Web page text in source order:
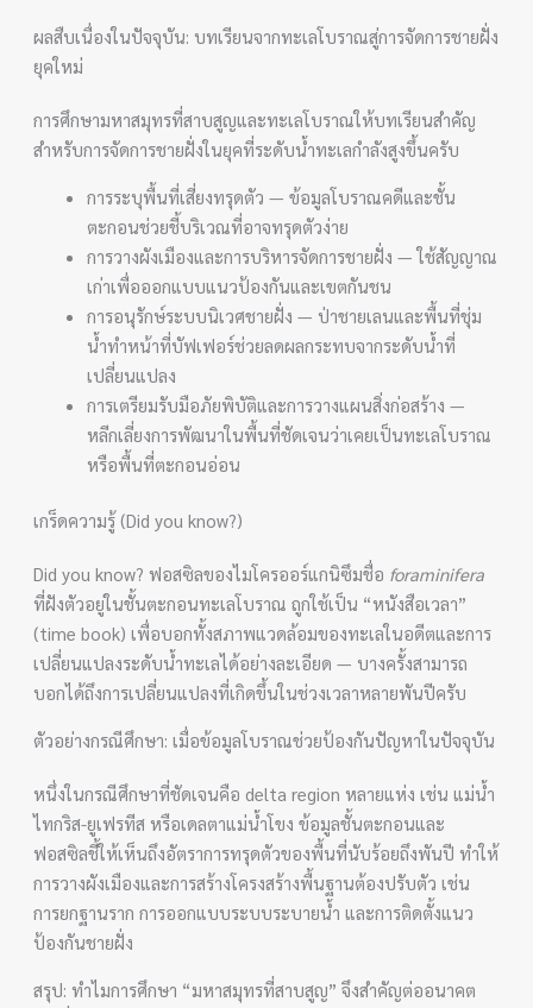
ผลสืบเนื่องในปัจจุบัน: บทเรียนจากทะเลโบราณสู่การจัดการชายฝั่ง
ยุคใหม่
การศึกษามหาสมุทรที่สาบสูญและทะเลโบราณให้บทเรียนสำคัญ
สำหรับการจัดการชายฝั่งในยุคที่ระดับน้ำทะเลกำลังสูงขึ้นครับ
การระบุพื้นที่เสี่ยงทรุดตัว — ข้อมูลโบราณคดีและชั้น
ตะกอนช่วยชี้บริเวณที่อาจทรุดตัวง่าย
การวางผังเมืองและการบริหารจัดการชายฝั่ง — ใช้สัญญาณ
เก่าเพื่อออกแบบแนวป้องกันและเขตกันชน
การอนุรักษ์ระบบนิเวศชายฝั่ง — ป่าชายเลนและพื้นที่ชุ่ม
น้ำทำหน้าที่บัฟเฟอร์ช่วยลดผลกระทบจากระดับน้ำที่
เปลี่ยนแปลง
การเตรียมรับมือภัยพิบัติและการวางแผนสิ่งก่อสร้าง —
หลีกเลี่ยงการพัฒนาในพื้นที่ชัดเจนว่าเคยเป็นทะเลโบราณ
หรือพื้นที่ตะกอนอ่อน
เกร็ดความรู้ (Did you know?)
Did you know? ฟอสซิลของไมโครออร์แกนิซึมชื่อ foraminifera
ที่ฝังตัวอยู่ในชั้นตะกอนทะเลโบราณ ถูกใช้เป็น “หนังสือเวลา”
(time book) เพื่อบอกทั้งสภาพแวดล้อมของทะเลในอดีตและการ
เปลี่ยนแปลงระดับน้ำทะเลได้อย่างละเอียด — บางครั้งสามารถ
บอกได้ถึงการเปลี่ยนแปลงที่เกิดขึ้นในช่วงเวลาหลายพันปีครับ
ตัวอย่างกรณีศึกษา: เมื่อข้อมูลโบราณช่วยป้องกันปัญหาในปัจจุบัน
หนึ่งในกรณีศึกษาที่ชัดเจนคือ delta region หลายแห่ง เช่น แม่น้ำ
ไทกริส-ยูเฟรทีส หรือเดลตาแม่น้ำโขง ข้อมูลชั้นตะกอนและ
ฟอสซิลชี้ให้เห็นถึงอัตราการทรุดตัวของพื้นที่นับร้อยถึงพันปี ทำให้
การวางผังเมืองและการสร้างโครงสร้างพื้นฐานต้องปรับตัว เช่น
การยกฐานราก การออกแบบระบบระบายน้ำ และการติดตั้งแนว
ป้องกันชายฝั่ง
สรุป: ทำไมการศึกษา “มหาสมุทรที่สาบสูญ” จึงสำคัญต่ออนาคต